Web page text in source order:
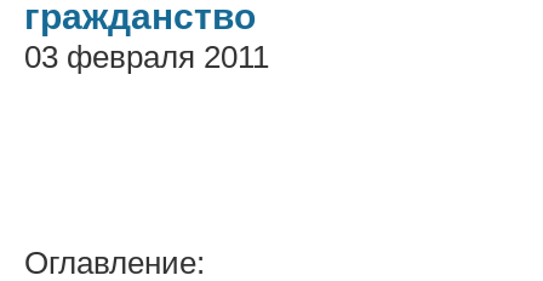
гражданство
03 февраля 2011
Оглавление: